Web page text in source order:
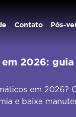
Contato Pós-
2026:
em 2026?
e baixa